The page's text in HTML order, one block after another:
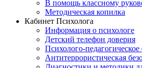
В помощь классному
Методическая копилка
Кабинет Психолога
Информация о психологе
Детский телефон доверия
Психолого-
Антитеррористическая